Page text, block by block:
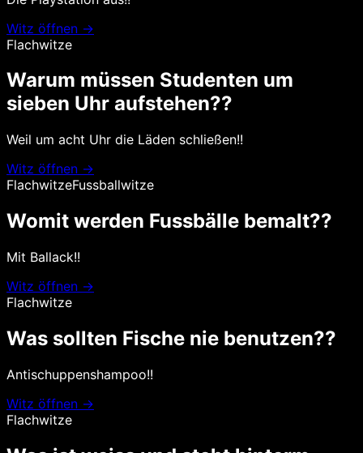
Witz öffnen →
Flachwitze
Warum müssen Studenten um
sieben Uhr aufstehen??
Weil um acht Uhr die Läden schließen!!
Witz öffnen →
FlachwitzeFussballwitze
Womit werden Fussbälle bemalt??
Mit Ballack!!
Witz öffnen →
Flachwitze
Was sollten Fische nie benutzen??
Antischuppenshampoo!!
Witz öffnen →
Flachwitze